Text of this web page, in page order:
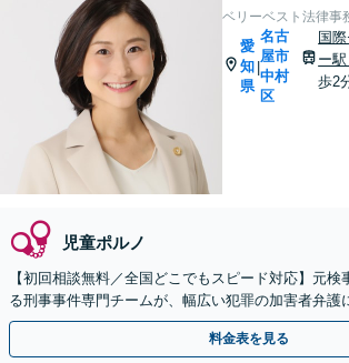
ベリーベスト法律事
愛
知
県
|
名古
屋市
中村
区
国
ー
歩2
児童ポルノ
【初回相談無料／全国どこでもスピード対応】元検
る刑事事件専門チームが、幅広い犯罪の加害者弁護
料金表を見る